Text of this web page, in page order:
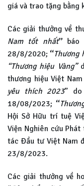
giá và trao tặng bằng
Các giải thưởng về
Nam tốt nhất”báo
28/8/2020; “Thương
“Thương hiệu Vàng”
thương hiệu Việt
yêu thích 2023” do
18/08/2023; “
Hội Sở Hữu trí tuệ
Viện Nghiên cứu
tác Đầu tư Việt Nam
23/8/2023.
Các giải thưởng về